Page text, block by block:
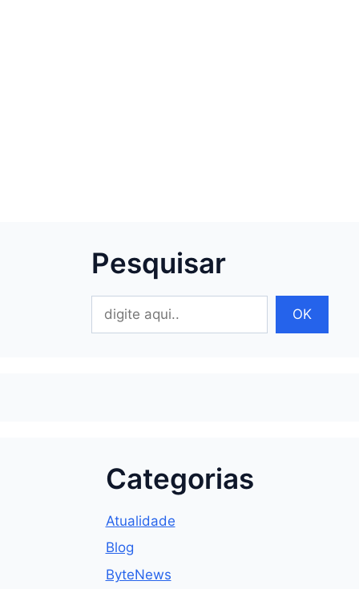
Pesquisar
OK
Categorias
Atualidade
Blog
ByteNews